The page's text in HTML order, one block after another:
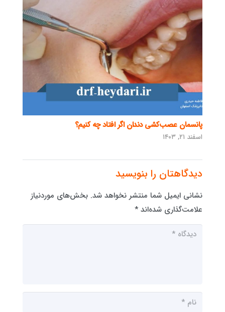
پانسمان عصب‌کشی دندان اگر افتاد چه کنیم؟
اسفند ۲۱, ۱۴۰۳
دیدگاهتان را بنویسید
نشانی ایمیل شما منتشر نخواهد شد. بخش‌های موردنیاز
علامت‌گذاری شده‌اند *